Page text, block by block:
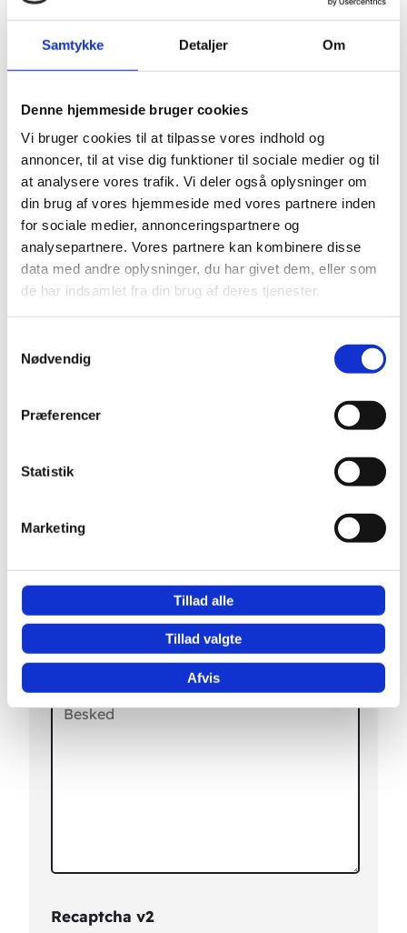
Samtykke Detaljer Om
Denne hjemmeside bruger cookies
Vi bruger cookies til at tilpasse vores indhold og
annoncer, til at vise dig funktioner til sociale medier og til
at analysere vores trafik. Vi deler også oplysninger om
din brug af vores hjemmeside med vores partnere inden
for sociale medier, annonceringspartnere og
analysepartnere. Vores partnere kan kombinere disse
data med andre oplysninger, du har givet dem, eller som
de har indsamlet fra din brug af deres tjenester.
Nødvendig
Præferencer
Statistik
Marketing
Tillad alle
Tillad valgte
Afvis
Hver for sig ville de være eksperter på deres
alle de af kroppens lidelser, der er fysisk
mulige at helbrede.
Dette er min drøm. Nogle vil sige, at det er
umuligt at opnå. Det kan godt være, at det
ikke bliver i min tid, men så håber jeg, at der
er andre, der vil bære faklen videre, så vi en
dag har Optimale Sygehuse i alle verdens
lande.
Kærlig hilsen
Kontakt os
Recaptcha v2